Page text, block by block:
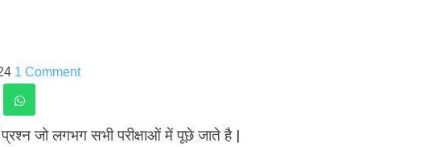
1 Comment
जो लगभग सभी परीक्षाओं में पूछे जाते है |